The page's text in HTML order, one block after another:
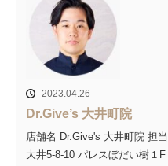
2023.04.26
Dr.Give’s 大井町院
店舗名 Dr.Give's 大井町院 担
大井5-8-10 パレスぼだい樹１